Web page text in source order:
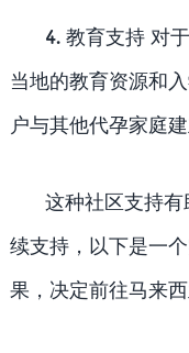
4. 教育支持 对
当地的教育资源和
户与其他代孕家庭
这种社区支持
续支持，以下是一
果，决定前往马来